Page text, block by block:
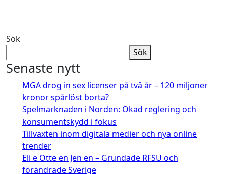
Sök
Sök
Senaste nytt
MGA drog in sex licenser på två år – 120 miljoner
kronor spårlöst borta?
Spelmarknaden i Norden: Ökad reglering och
konsumentskydd i fokus
Tillväxten inom digitala medier och nya online
trender
Eli e Otte en Jen en – Grundade RFSU och
förändrade Sverige